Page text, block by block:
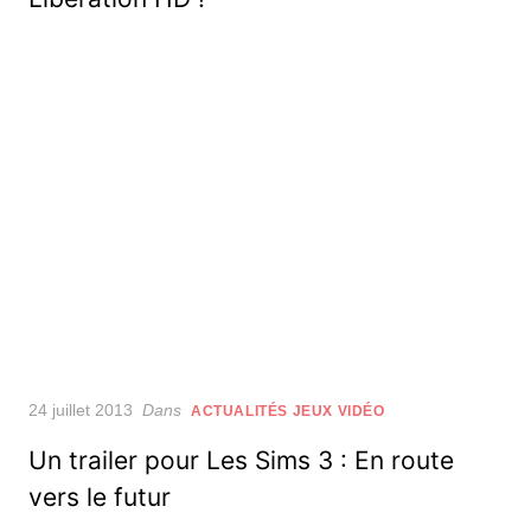
Posted
24 juillet 2013 Dans ACTUALITÉS JEUX VIDÉO
Un trailer pour Les Sims 3 : En route
vers le futur